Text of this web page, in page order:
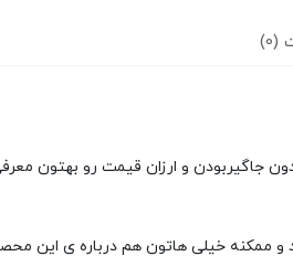
(0)
جاگیربودن و ارزان قیمت رو بهتون
و ممکنه خیلی هاتون هم درباره ی این